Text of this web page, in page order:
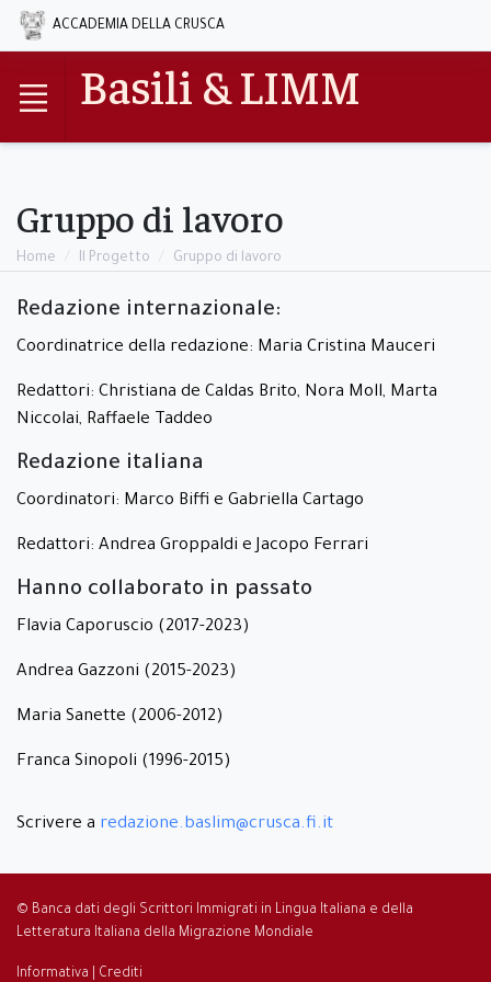
ACCADEMIA DELLA CRUSCA
Basili & LIMM
Gruppo di lavoro
Home Il Progetto Gruppo di lavoro
Redazione internazionale:
Coordinatrice della redazione: Maria Cristina Mauceri
Redattori: Christiana de Caldas Brito, Nora Moll, Marta
Niccolai, Raffaele Taddeo
Redazione italiana
Coordinatori: Marco Biffi e Gabriella Cartago
Redattori: Andrea Groppaldi e Jacopo Ferrari
Hanno collaborato in passato
Flavia Caporuscio (2017-2023)
Andrea Gazzoni (2015-2023)
Maria Sanette (2006-2012)
Franca Sinopoli (1996-2015)
Scrivere a redazione.baslim@crusca.fi.it
© Banca dati degli Scrittori Immigrati in Lingua Italiana e della
Letteratura Italiana della Migrazione Mondiale
Informativa Crediti